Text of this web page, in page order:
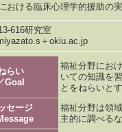
おける臨床心理学的援助の
616研究室
＋okiu.ac.jp
らい
Goal
福祉分野にお
いての知識を
とをねらいと
セージ
福祉分野は領
主的に調べる